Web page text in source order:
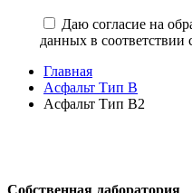
Даю согласие на
данных в соответствии
Главная
Асфальт Тип В
Асфальт Тип В2
Собственная лаборатория